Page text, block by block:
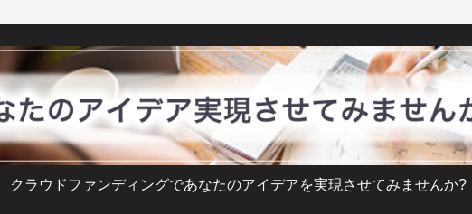
クラウドファンディングであなたのアイデアを実現させてみませんか?